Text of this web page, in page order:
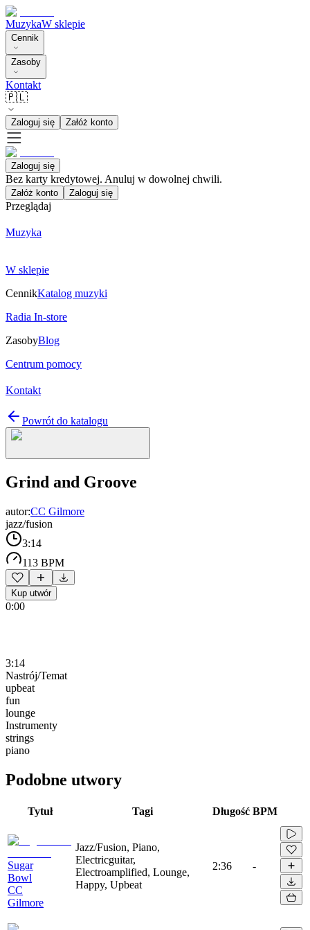
MuzykaW sklepie
Cennik
Zasoby
Kontakt
🇵🇱
Zaloguj się Załóż konto
Zaloguj się
Bez karty kredytowej. Anuluj w dowolnej chwili.
Załóż konto Zaloguj się
Przeglądaj
Muzyka
W sklepie
CennikKatalog muzyki
Radia In-store
ZasobyBlog
Centrum pomocy
Kontakt
Powrót do katalogu
Grind and Groove
autor:CC Gilmore
jazz/fusion
3:14
113 BPM
Kup utwór
0:00
3:14
Nastrój/Temat
upbeat
fun
lounge
Instrumenty
strings
piano
Podobne utwory
Tytuł Tagi Długość BPM
Sugar
Bowl
CC
Gilmore
Jazz/Fusion, Piano,
Electricguitar,
Electroamplified, Lounge,
Happy, Upbeat
2:36 -